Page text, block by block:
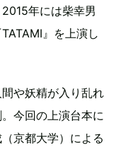
年には柴幸男
』を上演し
や妖精が入り乱れ
今回の上演台本に
京都大学）による